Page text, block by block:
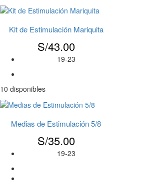
Kit de Estimulación Mariquita
S/43.00
19-23
10 disponibles
Medias de Estimulación 5/8
S/35.00
19-23